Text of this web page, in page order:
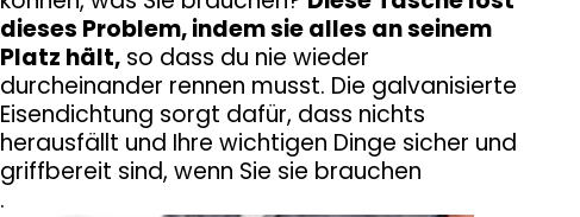
dieses Problem, indem sie alles an seinem
Platz hält,so dass du nie wieder
durcheinander rennen musst. Die galvanisierte
Eisendichtung sorgt dafür, dass nichts
herausfällt und Ihre wichtigen Dinge sicher und
griffbereit sind, wenn Sie sie brauchen
.